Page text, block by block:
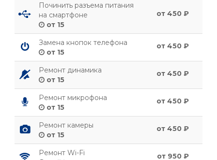
Починить разъема питания
на смартфоне
от 15
от 450 ₽
Замена кнопок телефона
от 15
от 450 ₽
Ремонт динамика
от 15
от 450 ₽
Ремонт микрофона
от 15
от 450 ₽
Ремонт камеры
от 15
от 450 ₽
Ремонт Wi-Fi
от 950 ₽